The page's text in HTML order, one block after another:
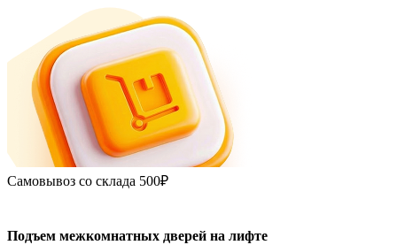
Самовывоз со склада 500₽
Подъем межкомнатных дверей на лифте